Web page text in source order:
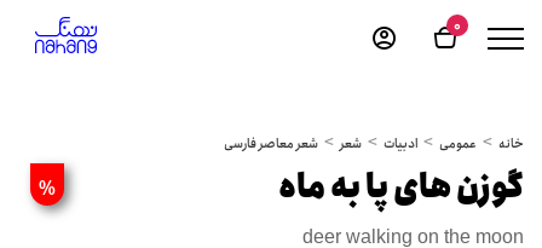
0
خانه عمومی ادبیات شعر شعر معاصر فارسی
% گوزن های پا به ماه
deer walking on the moon